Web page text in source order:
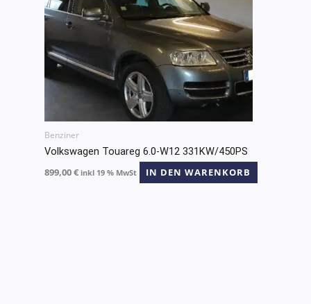
Benziner
Volkswagen Touareg 6.0-W12 331KW/450PS
899,00€ inkl 19 % MwSt IN DEN WARENKORB